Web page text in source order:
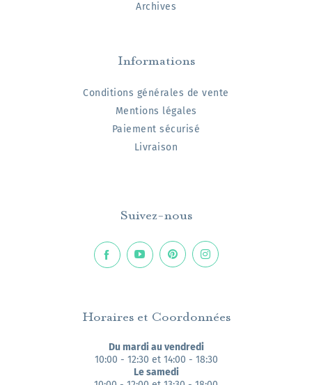
Archives
Informations
Conditions générales de vente
Mentions légales
Paiement sécurisé
Livraison
Suivez-nous
Horaires et Coordonnées
Du mardi au vendredi
10:00 - 12:30 et 14:00 - 18:30
Le samedi